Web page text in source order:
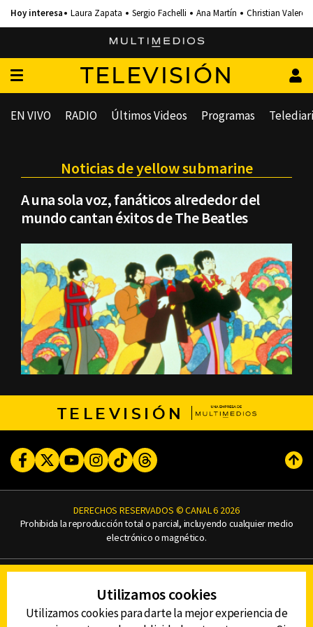
Laura Zapata Sergio Fachelli Ana Martín Christian Valero
TELEVISIÓN
EN VIVO RADIO Últimos Videos Programas
Noticias de yellow submarine
A una sola voz, fanáticos alrededor del
mundo cantan éxitos de The Beatles
TELEVISIÓN
FacebookTwitterYoutubeInstagram
TikTokThreads
DERECHOS RESERVADOS © CANAL 6 2026
Prohibida la reproducción total o parcial, incluyendo cualquier medio
electrónico o magnético.
AVISO DE PRIVACIDAD
DEFENSORÍA DE LAS AUDIENCIAS
Utilizamos cookies
Utilizamos cookies para darte la mejor experiencia de